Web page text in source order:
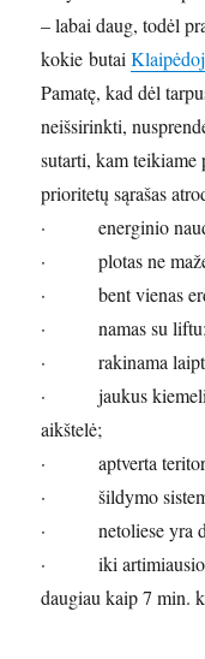
– labai daug, todėl
kokie butai
Pamatę, kad dėl
neišsirinkti,
sutarti, kam
prioritetų sąrašas
· energinio
· plotas ne
· bent vienas
· namas su
· rakinama
· jaukus kiemelis,
aikštelė;
· aptverta
· šildymo sistema
· netoliese yra
· iki artimiausios
daugiau kaip 7 min.